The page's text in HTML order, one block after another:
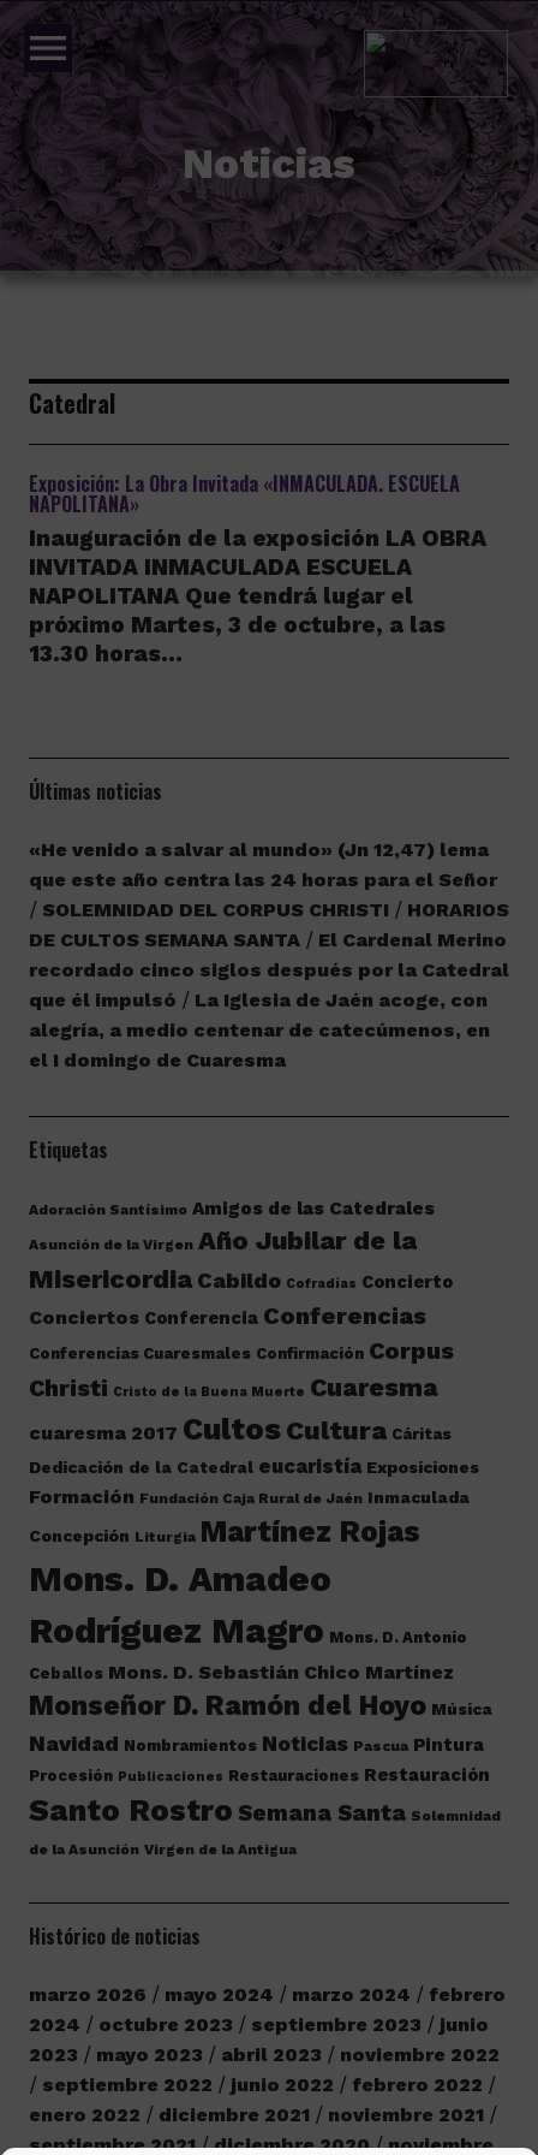
menu
Noticias
Catedral
Exposición: La Obra Invitada «INMACULADA. ESCUELA
NAPOLITANA»
Inauguración de la exposición LA OBRA
INVITADA INMACULADA ESCUELA
NAPOLITANA Que tendrá lugar el
próximo Martes, 3 de octubre, a las
13.30 horas…
Últimas noticias
«He venido a salvar al mundo» (Jn 12,47) lema
que este año centra las 24 horas para el Señor
SOLEMNIDAD DEL CORPUS CHRISTI
HORARIOS
DE CULTOS SEMANA SANTA
El Cardenal Merino
recordado cinco siglos después por la Catedral
que él impulsó
La Iglesia de Jaén acoge, con
alegría, a medio centenar de catecúmenos, en
el I domingo de Cuaresma
Etiquetas
Adoración Santísimo Amigos de las Catedrales
Asunción de la Virgen Año Jubilar de la
Misericordia Cabildo Cofradías Concierto
Conciertos Conferencia Conferencias
Conferencias Cuaresmales Confirmación Corpus
Christi Cristo de la Buena Muerte Cuaresma
cuaresma 2017 Cultos Cultura Cáritas
Dedicación de la Catedral eucaristía Exposiciones
Formación Fundación Caja Rural de Jaén Inmaculada
Concepción Liturgia Martínez Rojas
Mons. D. Amadeo
Rodríguez Magro Mons. D. Antonio
Ceballos Mons. D. Sebastián Chico Martínez
Monseñor D. Ramón del Hoyo Música
Navidad Nombramientos Noticias Pascua Pintura
Procesión Publicaciones Restauraciones Restauración
Santo Rostro Semana Santa Solemnidad
de la Asunción Virgen de la Antigua
Histórico de noticias
marzo 2026 mayo 2024 marzo 2024
febrero
2024
octubre 2023 septiembre 2023
junio
2023
mayo 2023 abril 2023
noviembre 2022
septiembre 2022
junio 2022
febrero 2022
enero 2022
diciembre 2021
noviembre 2021
septiembre 2021
diciembre 2020
noviembre